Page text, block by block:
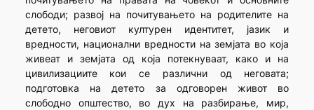
слободи; развој на почитувањето на родителите на
детето, неговиот културен идентитет, јазик и
вредности, национални вредности на земјата во која
живеат и земјата од која потекнуваат, како и на
цивилизациите кои се различни од неговата;
подготовка на детето за одговорен живот во
слободно општество, во дух на разбирање, мир,